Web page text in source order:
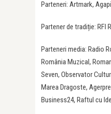
Parteneri: Artmark,
Partener de tradiție: RFI
Parteneri media: Radio
România Muzical,
Seven, Observator
Marea Dragoste,
Business24, Raftul cu